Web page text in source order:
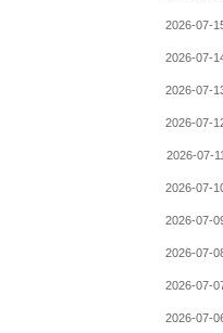
2026-07-
2026-07-
2026-07-
2026-07-
2026-07-11
2026-07-
2026-07-
2026-07-
2026-07-
2026-07-